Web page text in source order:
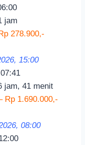
jam
278.900,-
15:00
jam, 41 menit
Rp 1.690.000,-
08:00